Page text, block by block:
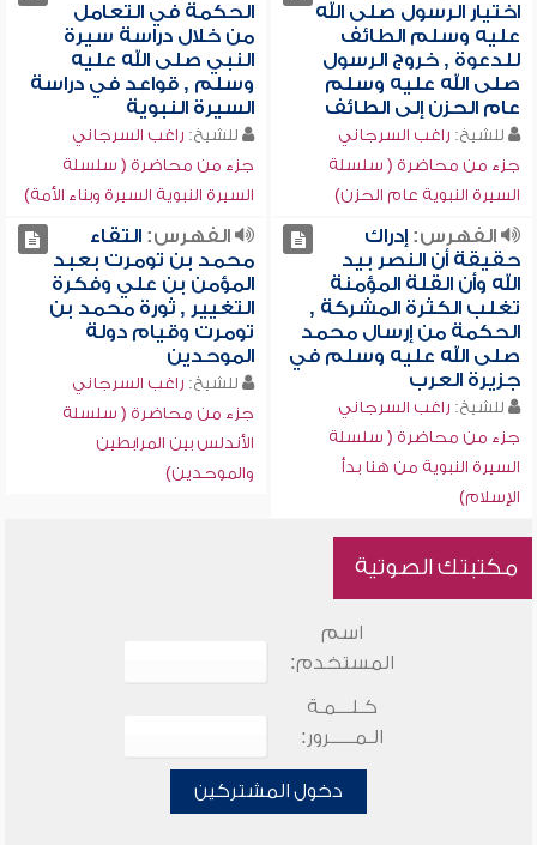
اختيار الرسول صلى الله
عليه وسلم الطائف
للدعوة , خروج الرسول
صلى الله عليه وسلم
عام الحزن إلى الطائف
للشيخ: راغب السرجاني
جزء من محاضرة ( سلسلة
السيرة النبوية عام الحزن)
الحكمة في التعامل
من خلال دراسة سيرة
النبي صلى الله عليه
وسلم , قواعد في دراسة
السيرة النبوية
للشيخ: راغب السرجاني
جزء من محاضرة ( سلسلة
السيرة النبوية السيرة وبناء الأمة)
الفهرس:إدراك
حقيقة أن النصر بيد
الله وأن القلة المؤمنة
تغلب الكثرة المشركة ,
الحكمة من إرسال محمد
صلى الله عليه وسلم في
جزيرة العرب
للشيخ: راغب السرجاني
جزء من محاضرة ( سلسلة
السيرة النبوية من هنا بدأ
الإسلام)
الفهرس:التقاء
محمد بن تومرت بعبد
المؤمن بن علي وفكرة
التغيير , ثورة محمد بن
تومرت وقيام دولة
الموحدين
للشيخ: راغب السرجاني
جزء من محاضرة ( سلسلة
الأندلس بين المرابطين
والموحدين)
مكتبتك الصوتية
اسم
المستخدم:
كـلـــمـة
الـمـــــرور:
دخول المشتركين